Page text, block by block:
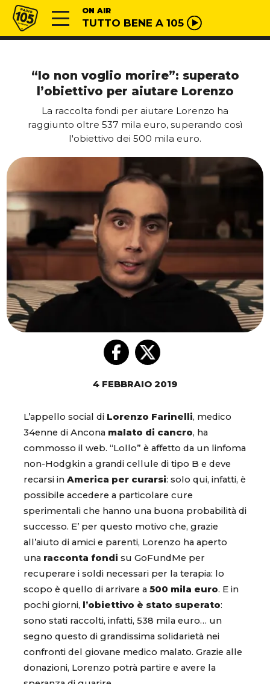
Vai al contenuto
Radio 105 ON AIR
TUTTO BENE A 105
“Io non voglio morire”: superato
l’obiettivo per aiutare Lorenzo
La raccolta fondi per aiutare Lorenzo ha
raggiunto oltre 537 mila euro, superando così
l'obiettivo dei 500 mila euro.
4 FEBBRAIO 2019
L’appello social di Lorenzo Farinelli, medico
34enne di Ancona malato di cancro, ha
commosso il web. “Lollo” è affetto da un linfoma
non-Hodgkin a grandi cellule di tipo B e deve
recarsi in America per curarsi: solo qui, infatti, è
possibile accedere a particolare cure
sperimentali che hanno una buona probabilità di
successo. E’ per questo motivo che, grazie
all’aiuto di amici e parenti, Lorenzo ha aperto
una racconta fondi su GoFundMe per
recuperare i soldi necessari per la terapia: lo
scopo è quello di arrivare a 500 mila euro. E in
pochi giorni,
l’obiettivo è stato superato:
sono stati raccolti, infatti, 538 mila euro… un
segno questo di grandissima solidarietà nei
confronti del giovane medico malato. Grazie alle
donazioni, Lorenzo potrà partire e avere la